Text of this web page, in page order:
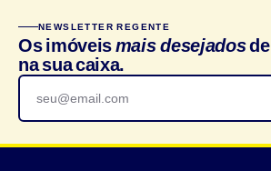
NEWSLETTER REGENTE
Os imóveismais desejados
na sua caixa.